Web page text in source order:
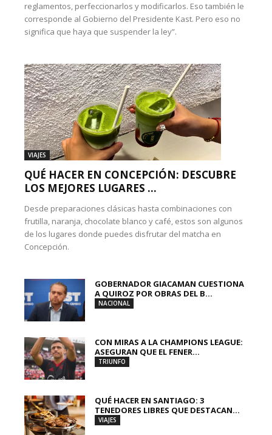
reglamentos, perfeccionarlos y modificarlos. Eso también le
corresponde al Gobierno del Presidente Kast. Pero eso no
significa que haya que suspender la ley”.
VIAJES
QUÉ HACER EN CONCEPCIÓN: DESCUBRE
LOS MEJORES LUGARES ...
Desde preparaciones clásicas hasta combinaciones con
frutilla, naranja, chocolate blanco y café, estos son algunos
de los lugares donde puedes disfrutar del matcha en
Concepción.
GOBERNADOR GIACAMAN CUESTIONA
A QUIROZ POR OBRAS DEL B...
NACIONAL
CON MIRAS A LA CHAMPIONS LEAGUE:
ASEGURAN QUE EL FENER...
TRIUNFO
QUÉ HACER EN SANTIAGO: 3
TENEDORES LIBRES QUE DESTACAN...
VIAJES